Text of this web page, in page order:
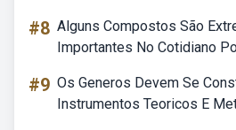
#8 Alguns Compostos São
Importantes No Cotidiano
#9 Os Generos Devem Se
Instrumentos Teoricos E